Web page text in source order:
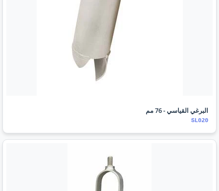
البرغي القياسي - 76 مم
SL020